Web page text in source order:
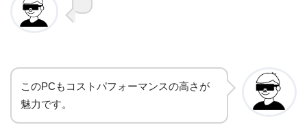
このPCもコストパフォーマンスの高さが
魅力です。